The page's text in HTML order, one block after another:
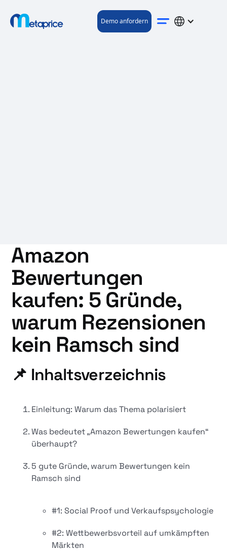
Demo anfordern
Amazon
Bewertungen
kaufen: 5 Gründe,
warum Rezensionen
kein Ramsch sind
📌 Inhaltsverzeichnis
Einleitung: Warum das Thema polarisiert
Was bedeutet „Amazon Bewertungen kaufen“
überhaupt?
5 gute Gründe, warum Bewertungen kein
Ramsch sind
#1: Social Proof und Verkaufspsychologie
#2: Wettbewerbsvorteil auf umkämpften
Märkten